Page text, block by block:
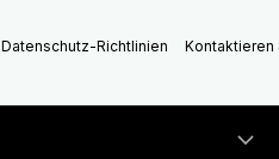
Datenschutz-Richtlinien Kontaktieren